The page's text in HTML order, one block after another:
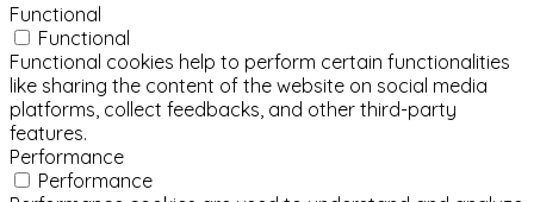
Functional
Functional
Functional cookies help to perform certain functionalities
like sharing the content of the website on social media
platforms, collect feedbacks, and other third-party
features.
Performance
Performance